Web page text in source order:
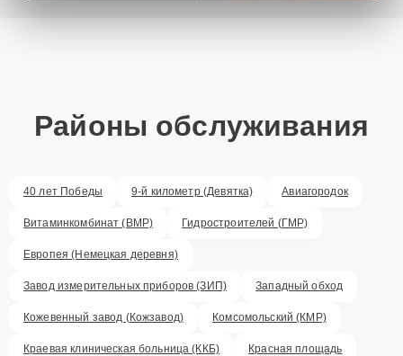
Районы обслуживания
40 лет Победы 9-й километр (Девятка) Авиагородок
Витаминкомбинат (ВМР) Гидростроителей (ГМР)
Европея (Немецкая деревня)
Завод измерительных приборов (ЗИП) Западный обход
Кожевенный завод (Кожзавод) Комсомольский (КМР)
Краевая клиническая больница (ККБ) Красная площадь